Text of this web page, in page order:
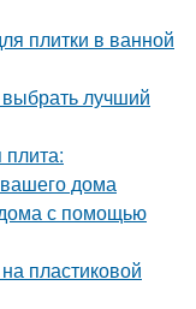
плитки в ванной
выбрать лучший
дома
с помощью
пластиковой